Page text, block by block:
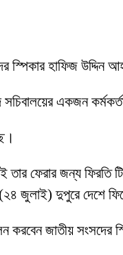
হাফিজ উদ্দিন
একজন কর্মকর্তা
ফেরার জন্য ফিরতি
জুলাই) দুপুরে দেশে
করবেন জাতীয়